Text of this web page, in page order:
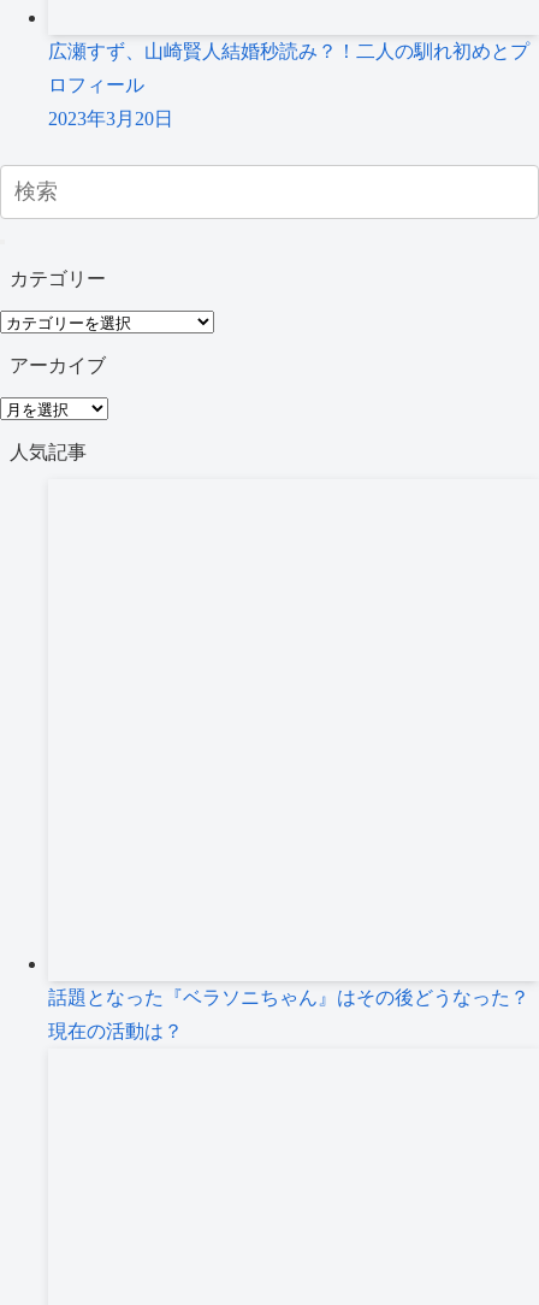
広瀬すず、山崎賢人結婚秒読み？！二人の馴れ初めとプ
ロフィール
2023年3月20日
カテゴリー
カ
テ
リ
ー
アーカイブ
ア
人気記事
話題となった『ベラソニちゃん』はその後どうなった？
現在の活動は？